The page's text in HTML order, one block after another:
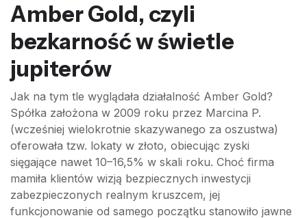
Amber Gold, czyli
bezkarność w świetle
jupiterów
Jak na tym tle wyglądała działalność Amber Gold?
Spółka założona w 2009 roku przez Marcina P.
(wcześniej wielokrotnie skazywanego za oszustwa)
oferowała tzw. lokaty w złoto, obiecując zyski
sięgające nawet 10–16,5% w skali roku. Choć firma
mamiła klientów wizją bezpiecznych inwestycji
zabezpieczonych realnym kruszcem, jej
funkcjonowanie od samego początku stanowiło jawne